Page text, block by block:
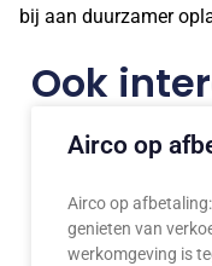
bij aan duurzamer
Ook
Airco op
Airco op
genieten van
werkomgeving is